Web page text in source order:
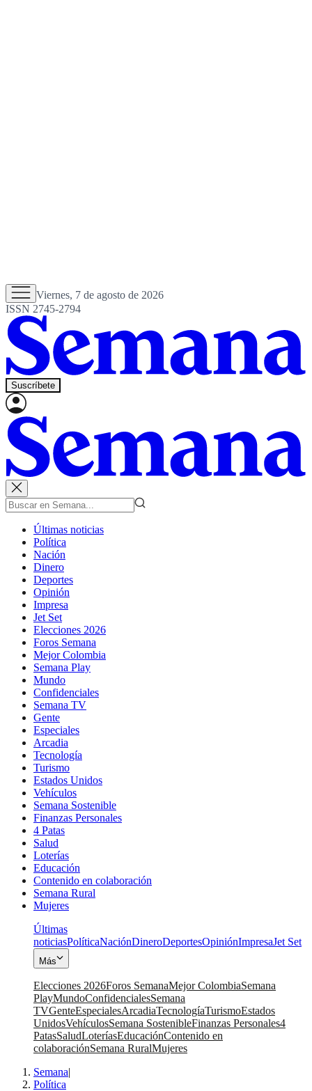
Viernes, 7 de agosto de 2026
ISSN 2745-2794
Suscríbete
Últimas noticias
Política
Nación
Dinero
Deportes
Opinión
Impresa
Jet Set
Elecciones 2026
Foros Semana
Mejor Colombia
Semana Play
Mundo
Confidenciales
Semana TV
Gente
Especiales
Arcadia
Tecnología
Turismo
Estados Unidos
Vehículos
Semana Sostenible
Finanzas Personales
4 Patas
Salud
Loterías
Educación
Contenido en colaboración
Semana Rural
Mujeres
Últimas
noticiasPolíticaNaciónDineroDeportesOpiniónImpresaJet Set
Más
Elecciones 2026Foros SemanaMejor ColombiaSemana
PlayMundoConfidencialesSemana
TVGenteEspecialesArcadiaTecnologíaTurismoEstados
UnidosVehículosSemana SostenibleFinanzas Personales4
PatasSaludLoteríasEducaciónContenido en
colaboraciónSemana RuralMujeres
Semana|
Política